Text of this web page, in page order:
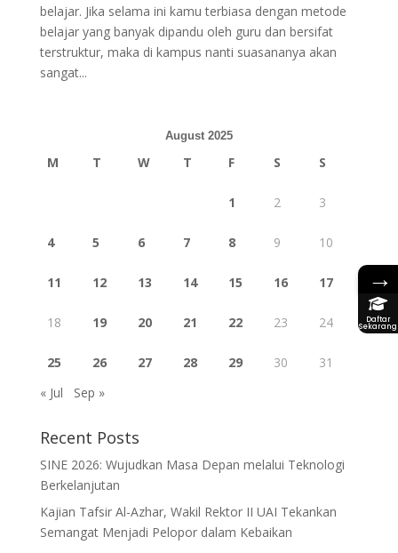
belajar. Jika selama ini kamu terbiasa dengan metode
belajar yang banyak dipandu oleh guru dan bersifat
terstruktur, maka di kampus nanti suasananya akan
sangat...
August 2025
M T W T F S S
1 2 3
4 5 6 7 8 9 10
11 12 13 14 15 16 17
18 19 20 21 22 23 24
25 26 27 28 29 30
31
« Jul
Sep »
Recent Posts
SINE 2026: Wujudkan Masa Depan melalui Teknologi
Berkelanjutan
Kajian Tafsir Al-Azhar, Wakil Rektor II UAI Tekankan
Semangat Menjadi Pelopor dalam Kebaikan
→
Daftar
Sekarang